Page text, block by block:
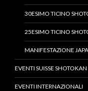
30ESIMO TICINO
25ESIMO TICINO
MANIFESTAZIONE
EVENTI SUISSE SHOTOKAN
EVENTI INTERNAZIONALI